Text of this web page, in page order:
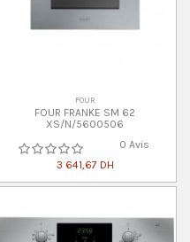
FOUR
FOUR FRANKE SM 62
XS/N/5600506
0 Avis
3 641,67 DH